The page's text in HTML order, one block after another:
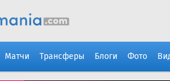
Матчи Трансферы Блоги Фото